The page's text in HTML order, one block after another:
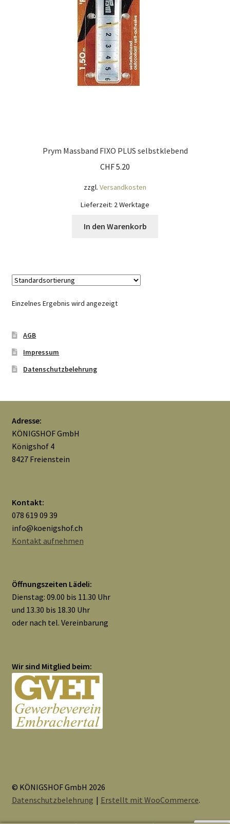
Twint – QR-Code KÖNIGSHOF
Prym Massband FIXO PLUS selbstklebend
CHF5.20
zzgl. Versandkosten
Lieferzeit: 2 Werktage
In den Warenkorb
Einzelnes Ergebnis wird angezeigt
AGB
Impressum
Datenschutzbelehrung
Adresse:
KÖNIGSHOF GmbH
Königshof 4
8427 Freienstein
Kontakt:
078 619 09 39
info@koenigshof.ch
Kontakt aufnehmen
Öffnungszeiten Lädeli:
Dienstag: 09.00 bis 11.30 Uhr
und 13.30 bis 18.30 Uhr
oder nach tel. Vereinbarung
Wir sind Mitglied beim:
© KÖNIGSHOF GmbH 2026
Datenschutzbelehrung
Erstellt mit WooCommerce.